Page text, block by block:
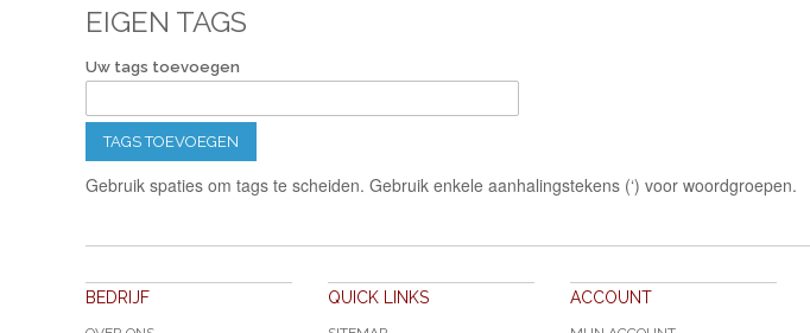
EIGEN TAGS
Uw tags toevoegen
TAGS TOEVOEGEN
Gebruik spaties om tags te scheiden. Gebruik enkele aanhalingstekens (‘) voor woordgroepen.
BEDRIJF QUICK LINKS ACCOUNT